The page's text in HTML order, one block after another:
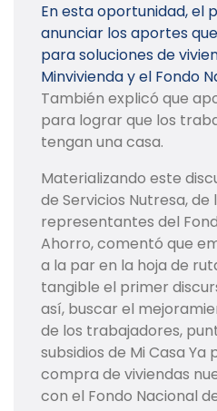
En esta oportunidad, el
anunciar los aportes
para soluciones de
Minvivienda y el Fondo
También explicó que
para lograr que los
tengan una casa.
Materializando este
de Servicios Nutresa, de
representantes del
Ahorro, comentó que
a la par en la hoja de
tangible el primer
así, buscar el
de los trabajadores,
subsidios de Mi Casa
compra de viviendas
con el Fondo Nacional